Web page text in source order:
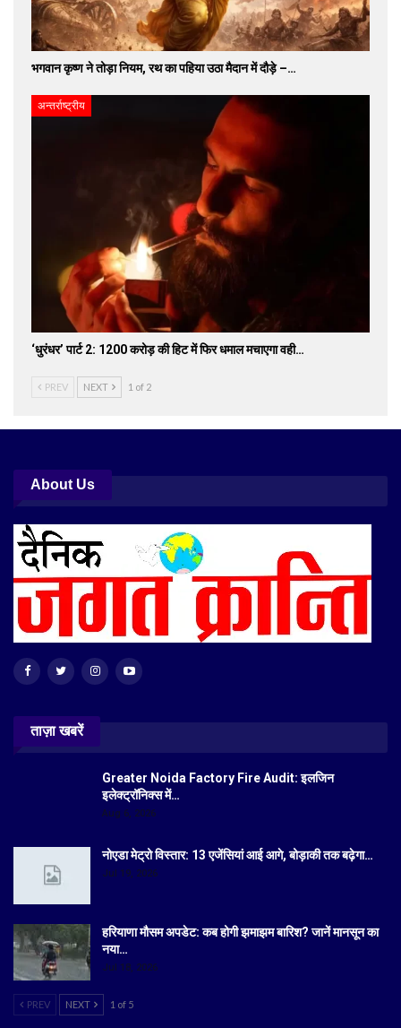
भगवान कृष्ण ने तोड़ा नियम, रथ का पहिया उठा मैदान में दौड़े –…
अन्तर्राष्ट्रीय
‘धुरंधर’ पार्ट 2: 1200 करोड़ की हिट में फिर धमाल मचाएगा वही…
PREV NEXT 1 of 2
About Us
ताज़ा खबरें
Greater Noida Factory Fire Audit: इलजिन
इलेक्ट्रॉनिक्स में…
Aug 6, 2026
नोएडा मेट्रो विस्तार: 13 एजेंसियां आई आगे, बोड़ाकी तक बढ़ेगा…
Jul 19, 2026
हरियाणा मौसम अपडेट: कब होगी झमाझम बारिश? जानें मानसून का
नया…
Jul 18, 2026
PREV NEXT 1 of 5